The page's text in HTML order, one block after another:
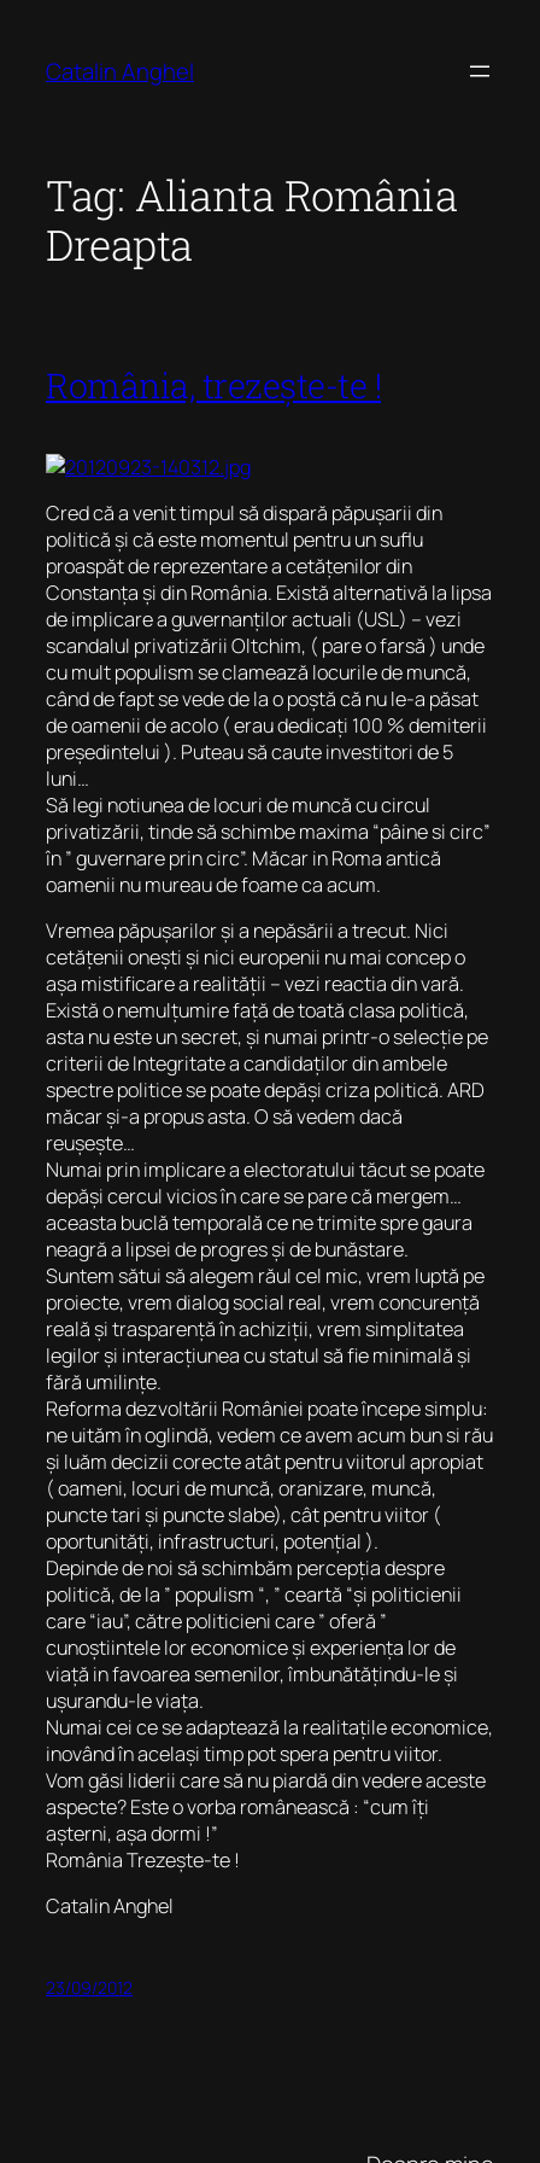
content
Catalin Anghel
Tag: Alianta România
Dreapta
România, trezește-te !
Cred că a venit timpul să dispară păpușarii din
politică și că este momentul pentru un suflu
proaspăt de reprezentare a cetățenilor din
Constanța și din România. Există alternativă la lipsa
de implicare a guvernanților actuali (USL) – vezi
scandalul privatizării Oltchim, ( pare o farsă ) unde
cu mult populism se clamează locurile de muncă,
când de fapt se vede de la o poștă că nu le-a păsat
de oamenii de acolo ( erau dedicați 100 % demiterii
președintelui ). Puteau să caute investitori de 5
luni…
Să legi notiunea de locuri de muncă cu circul
privatizării, tinde să schimbe maxima “pâine si circ”
în ” guvernare prin circ”. Măcar in Roma antică
oamenii nu mureau de foame ca acum.
Vremea păpușarilor și a nepăsării a trecut. Nici
cetățenii onești și nici europenii nu mai concep o
așa mistificare a realității – vezi reactia din vară.
Există o nemulțumire față de toată clasa politică,
asta nu este un secret, și numai printr-o selecție pe
criterii de Integritate a candidaților din ambele
spectre politice se poate depăși criza politică. ARD
măcar și-a propus asta. O să vedem dacă
reușește…
Numai prin implicare a electoratului tăcut se poate
depăși cercul vicios în care se pare că mergem…
aceasta buclă temporală ce ne trimite spre gaura
neagră a lipsei de progres și de bunăstare.
Suntem sătui să alegem răul cel mic, vrem luptă pe
proiecte, vrem dialog social real, vrem concurență
reală și trasparență în achiziții, vrem simplitatea
legilor și interacțiunea cu statul să fie minimală și
fără umilințe.
Reforma dezvoltării României poate începe simplu:
ne uităm în oglindă, vedem ce avem acum bun si rău
și luăm decizii corecte atât pentru viitorul apropiat
( oameni, locuri de muncă, oranizare, muncă,
puncte tari și puncte slabe), cât pentru viitor (
oportunități, infrastructuri, potențial ).
Depinde de noi să schimbăm percepția despre
politică, de la ” populism “, ” ceartă “și politicienii
care “iau”, către politicieni care ” oferă ”
cunoștiintele lor economice și experiența lor de
viață in favoarea semenilor, îmbunătățindu-le și
ușurandu-le viața.
Numai cei ce se adaptează la realitațile economice,
inovând în același timp pot spera pentru viitor.
Vom găsi liderii care să nu piardă din vedere aceste
aspecte? Este o vorba românească : “cum îți
așterni, așa dormi !”
România Trezește-te !
Catalin Anghel
23/09/2012